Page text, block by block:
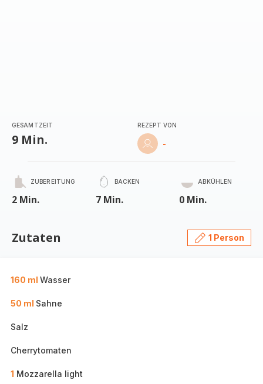
GESAMTZEIT
9 Min.
REZEPT VON
-
ZUBEREITUNG
2 Min.
BACKEN
7 Min.
ABKÜHLEN
0 Min.
Zutaten 1 Person
160 ml Wasser
50 ml Sahne
Salz
Cherrytomaten
1 Mozzarella light